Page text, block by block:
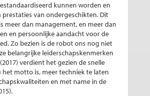
kunnen worden en
van ondergeschikten. Dit
meer dan management, en meer dan
en persoonlijke aandacht voor de
Zo bezien is de robot ons nog niet
belangrijke leiderschapskenmerken
verdient het gezien de snelle
motto is, meer techniek te laten
en met name in de